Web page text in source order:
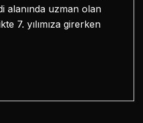
alanında uzman olan
7. yılımıza girerken